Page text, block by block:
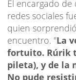
El encargado
redes sociales
quien
encuentro. "La
fortuito. Rúrik
pileta), y de la
No pude